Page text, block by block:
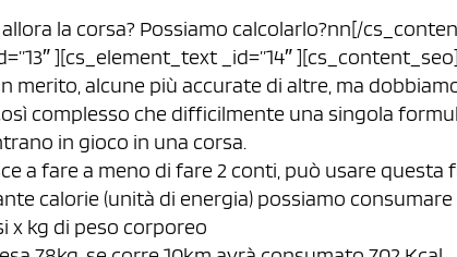
la corsa? Possiamo calcolarlo?nn[/
][cs_element_text _id=”14″
merito, alcune più accurate di altre, ma
complesso che difficilmente una singola
in gioco in una corsa.
a fare a meno di fare 2 conti, può usare
calorie (unità di energia) possiamo
x kg di peso corporeo